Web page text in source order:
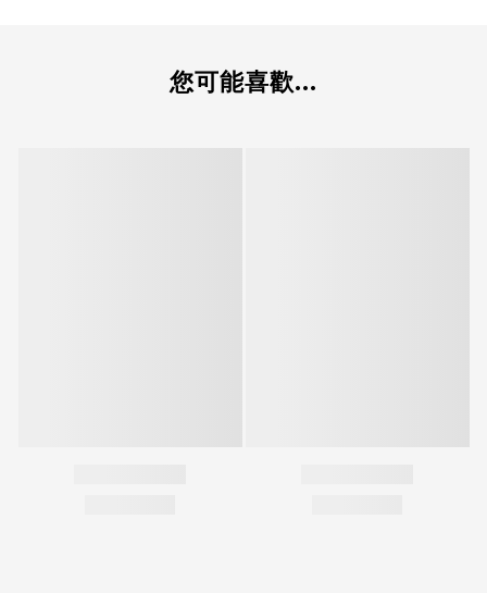
您可能喜歡...